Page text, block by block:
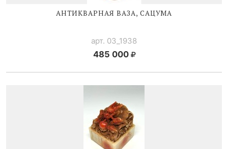
АНТИКВАРНАЯ ВАЗА, САЦУМА
арт. 03_1938
485 000